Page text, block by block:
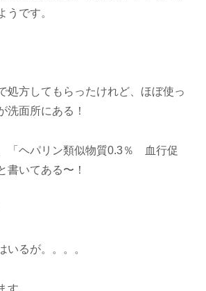
うです。
処方してもらったけれど、ほぼ使っ
洗面所にある！
「ヘパリン類似物質0.3％ 血行促
書いてある〜！
いるが。。。。
す。